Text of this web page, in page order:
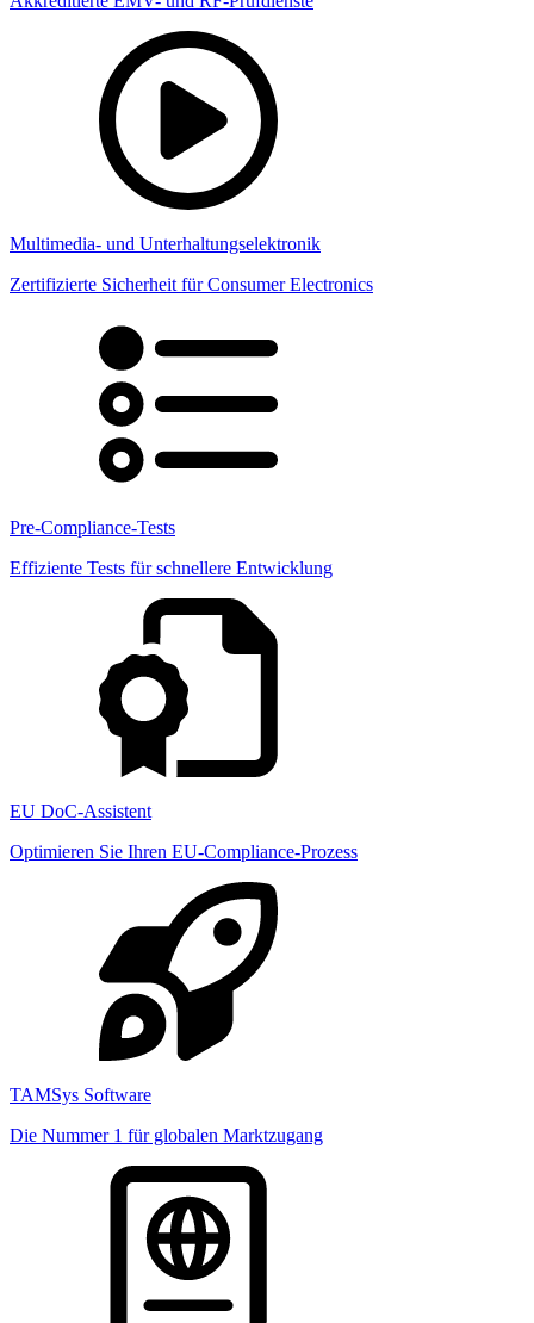
Multimedia- und Unterhaltungselektronik
Zertifizierte Sicherheit für Consumer Electronics
Pre-Compliance-Tests
Effiziente Tests für schnellere Entwicklung
EU DoC-Assistent
Optimieren Sie Ihren EU-Compliance-Prozess
TAMSys Software
Die Nummer 1 für globalen Marktzugang